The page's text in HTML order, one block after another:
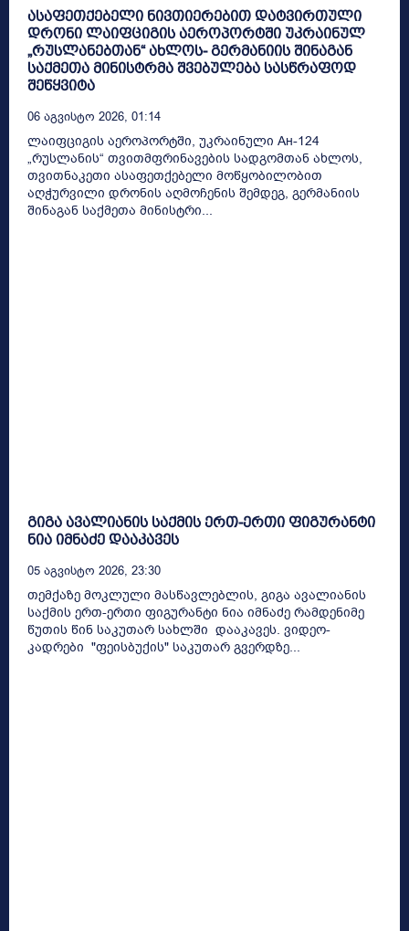
ასაფეთქებელი ნივთიერებით დატვირთული
დრონი ლაიფციგის აეროპორტში უკრაინულ
„რუსლანებთან“ ახლოს- გერმანიის შინაგან
საქმეთა მინისტრმა შვებულება სასწრაფოდ
შეწყვიტა
06 Აგვისტო 2026, 01:14
ლაიფციგის აეროპორტში, უკრაინული Ан-124
„რუსლანის“ თვითმფრინავების სადგომთან ახლოს,
თვითნაკეთი ასაფეთქებელი მოწყობილობით
აღჭურვილი დრონის აღმოჩენის შემდეგ, გერმანიის
შინაგან საქმეთა მინისტრი...
გიგა ავალიანის საქმის ერთ-ერთი ფიგურანტი
ნია იმნაძე დააკავეს
05 Აგვისტო 2026, 23:30
თემქაზე მოკლული მასწავლებლის, გიგა ავალიანის
საქმის ერთ-ერთი ფიგურანტი ნია იმნაძე რამდენიმე
წუთის წინ საკუთარ სახლში დააკავეს. ვიდეო-
კადრები "ფეისბუქის" საკუთარ გვერდზე...